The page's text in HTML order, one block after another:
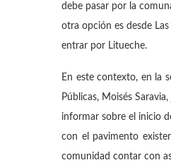
debe pasar por la
otra opción es desde
entrar por Litueche.
En este contexto, en la
Públicas, Moisés
informar sobre el inicio
con el pavimento
comunidad contar con